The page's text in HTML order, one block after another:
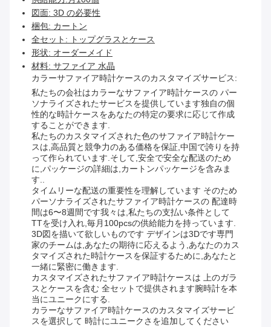
図面: 3D の必要性
梱包: カートン
全セット: トップグラスとケース
形状: オーダーメイド
材料: サファイア 水晶
カラーサファイア時計ケースのカスタマイズサービス:
私たちの会社はカラーなサファイア時計ケースの パー
ソナライズされたサービスを提供しています独自の個
性的な時計ケースをあなたの特定の要求に応じて作成
することができます.
私たちのカスタマイズされた色のサファイア時計ケー
スは,高品質と競争力のある価格を保証,中国で誇りを持
って作られています.そして,安全で安全な配送のため
に,パッケージの詳細は,カートンパッケージを含みま
す..
タイムリーな配送の重要性を理解しています そのため
パーソナライズされたサファイア時計ケースの 配達時
間は6〜8週間です我々は,私たちの支払い条件として
TTを受け入れ,毎月100pcsの供給能力を持っています.
3D図を描いて欲しいものです デザインは3Dです専門
家のチームは,あなたの期待に応えるよう,あなたのカス
タマイズされた時計ケースを保証するために,あなたと
一緒に緊密に働きます.
カスタマイズされたサファイア時計ケースは 上のガラ
スとケースを含む 全セットで提供されます腕時計を本
当にユニークにする.
カラーなサファイア時計ケースのカスタマイズサービ
スを選択して 時計にユニークさを追加してください